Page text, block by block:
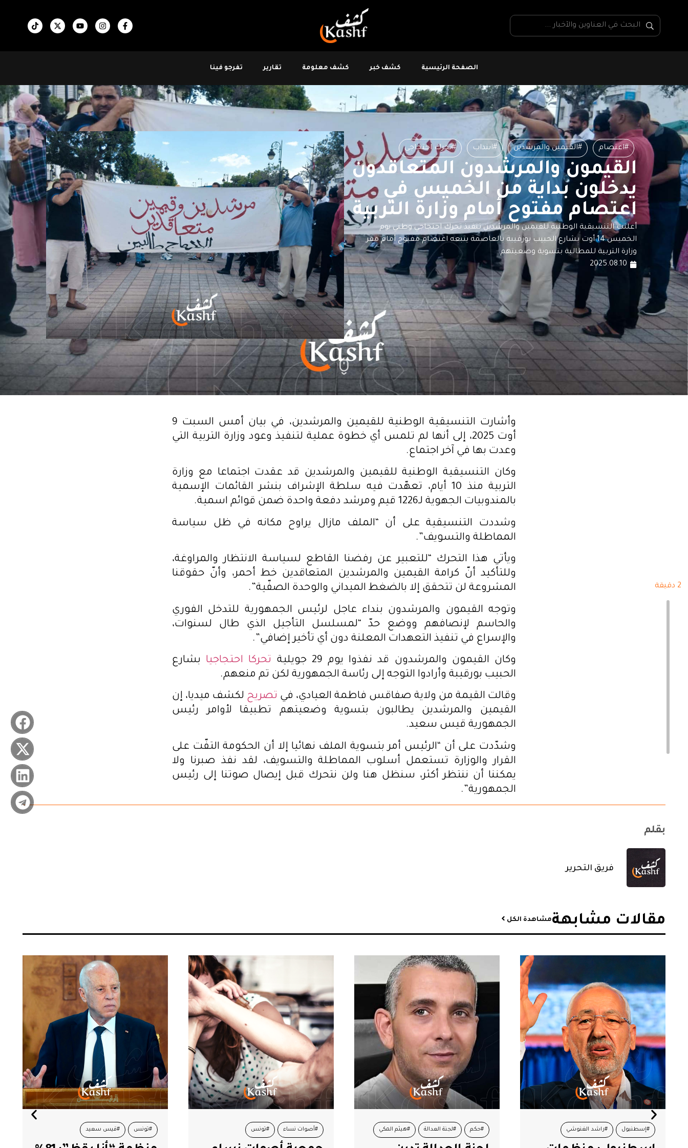
الصفحة الرئيسية كشف خبر كشف معلومة تقارير تفرجو فينا
#اعتصام #القيمين والمرشدين #انتداب #تحرك احتجاجي
القيمون والمرشدون المتعاقدون
يدخلون بداية من الخميس في
اعتصام مفتوح أمام وزارة التربية
أعلنت التنسيقية الوطنية للقيمين والمرشدين تنفيذ تحرك احتجاجي وطني يوم
الخميس 14 أوت بشارع الحبيب بورقيبة بالعاصمة يتبعه اعتصام مفتوح أمام مقر
وزارة التربية للمطالبة بتسوية وضعيتهم.
2025.08.10
2 دقيقة
وأشارت التنسيقية الوطنية للقيمين والمرشدين، في بيان أمس السبت 9
أوت 2025، إلى أنها لم تلمس أي خطوة عملية لتنفيذ وعود وزارة التربية التي
وعدت بها في آخر اجتماع.
وكان التنسيقية الوطنية للقيمين والمرشدين قد عقدت اجتماعا مع وزارة
التربية منذ 10 أيام، تعهّدت فيه سلطة الإشراف بنشر القائمات الإسمية
بالمندوبيات الجهوية لـ1226 قيم ومرشد دفعة واحدة ضمن قوائم اسمية.
وشددت التنسيقية على أن “الملف مازال يراوح مكانه في ظل سياسة
المماطلة والتسويف”.
ويأتي هذا التحرك “للتعبير عن رفضنا القاطع لسياسة الانتظار والمراوغة،
وللتأكيد أنّ كرامة القيمين والمرشدين المتعاقدين خط أحمر، وأنّ حقوقنا
المشروعة لن تتحقق إلا بالضغط الميداني والوحدة الصفّية”.
وتوجه القيمون والمرشدون بنداء عاجل لرئيس الجمهورية للتدخل الفوري
والحاسم لإنصافهم ووضع حدّ “لمسلسل التأجيل الذي طال لسنوات،
والإسراع في تنفيذ التعهدات المعلنة دون أي تأخير إضافي”.
وكان القيمون والمرشدون قد نفذوا يوم 29 جويلية
تحركا احتجاجيا بشارع
الحبيب بورقيبة وأرادوا التوجه إلى رئاسة الجمهورية لكن تم منعهم.
وقالت القيمة من ولاية صفاقس فاطمة العيادي، في تصريح لكشف ميديا، إن
القيمين والمرشدين يطالبون بتسوية وضعيتهم تطبيقا لأوامر رئيس
الجمهورية قيس سعيد.
وشدّدت على أن “الرئيس أمر بتسوية الملف نهائيا إلا أن الحكومة التفّت على
القرار والوزارة تستعمل أسلوب المماطلة والتسويف، لقد نفذ صبرنا ولا
يمكننا أن ننتظر أكثر، سنظل هنا ولن نتحرك قبل إيصال صوتنا إلى رئيس
الجمهورية”.
بقلم
فريق التحرير
مقالات مشابهة​مشاهدة الكل
#حكم #لجنة العدالة #هيثم المكي #أصوات نساء #تونس #تونس #قيس سعيد #أمين محفوظ #الأموال المنهوبة